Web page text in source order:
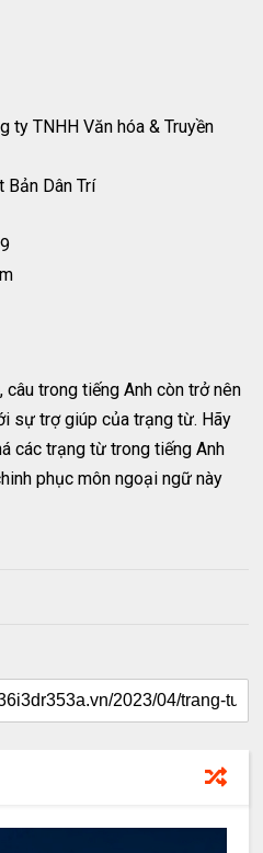
ty TNHH Văn hóa & Truyền
Bản Dân Trí
câu trong tiếng Anh còn trở nên
sự trợ giúp của trạng từ. Hãy
các trạng từ trong tiếng Anh
phục môn ngoại ngữ này